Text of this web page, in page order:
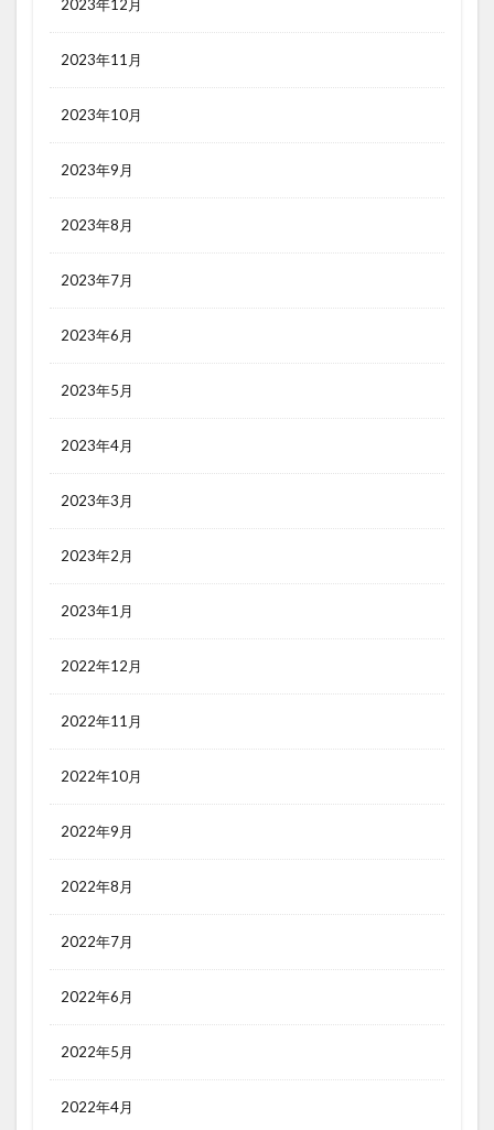
2023年12月
2023年11月
2023年10月
2023年9月
2023年8月
2023年7月
2023年6月
2023年5月
2023年4月
2023年3月
2023年2月
2023年1月
2022年12月
2022年11月
2022年10月
2022年9月
2022年8月
2022年7月
2022年6月
2022年5月
2022年4月